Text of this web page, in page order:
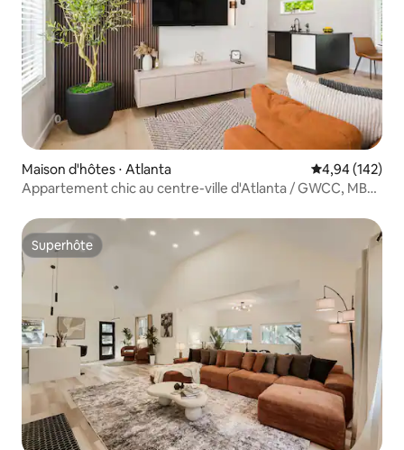
Maison d'hôtes ⋅ Atlanta Évaluation
4,94 (142)
Appartement chic au centre-ville d'Atlanta / GWCC, MB
Superhôte
Superhôte